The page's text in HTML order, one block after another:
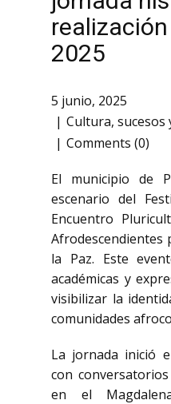
2025
5 junio, 2025
Cultura, sucesos
Comments (0)
El municipio de
escenario del
Encuentro
Afrodescendientes
la Paz. Este
académicas y
visibilizar la
comunidades
La jornada inició
con
en el